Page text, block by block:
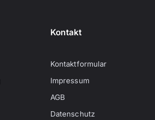
Kontakt
Kontaktformular
Impressum
AGB
Datenschutz